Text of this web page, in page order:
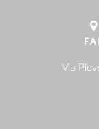
Via